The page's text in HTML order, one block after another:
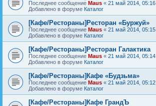
Последнее сообщение Maus « 21 май 2014, 05:16
Добавлено в форуме Каталог
[Кафе/Рестораны]Ресторан «Буржуй»
Последнее сообщение Maus « 21 май 2014, 05:15
Добавлено в форуме Каталог
[Кафе/Рестораны]Ресторан Галактика
Последнее сообщение Maus « 21 май 2014, 05:14
Добавлено в форуме Каталог
[Кафе/Рестораны]Кафе «Будзьма»
Последнее сообщение Maus « 21 май 2014, 05:12
Добавлено в форуме Каталог
[Кафе/Рестораны]Кафе ГрандЪ